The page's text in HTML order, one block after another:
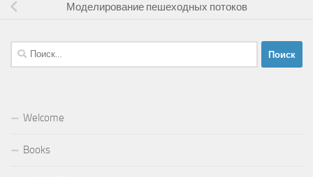
Моделирование пешеходных потоков
Найти:
Welcome
Books